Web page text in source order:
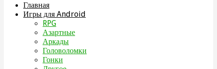
Главная
Игры для Android
RPG
Азартные
Аркады
Головоломки
Гонки